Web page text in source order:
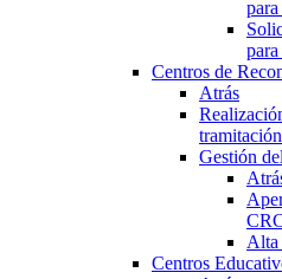
Centros de
Atrás
Gestión
Alta
Centros